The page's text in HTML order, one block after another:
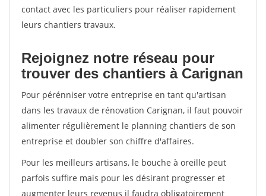
contact avec les particuliers pour réaliser rapidement
leurs chantiers travaux.
Rejoignez notre réseau pour
trouver des chantiers à Carignan
Pour pérénniser votre entreprise en tant qu'artisan
dans les travaux de rénovation Carignan, il faut pouvoir
alimenter régulièrement le planning chantiers de son
entreprise et doubler son chiffre d'affaires.
Pour les meilleurs artisans, le bouche à oreille peut
parfois suffire mais pour les désirant progresser et
augmenter leurs revenus il faudra obligatoirement